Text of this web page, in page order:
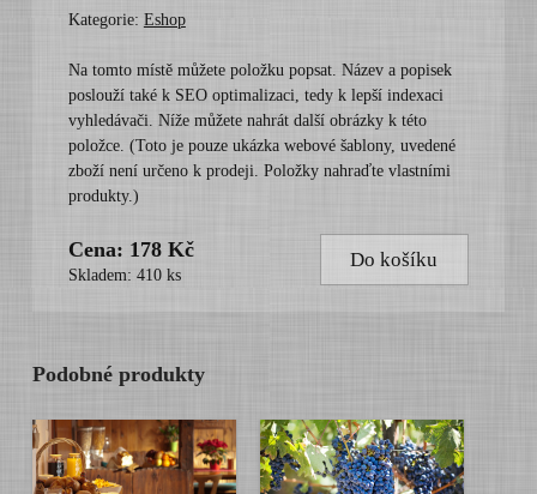
Kategorie: Eshop
Na tomto místě můžete položku popsat. Název a popisek
poslouží také k SEO optimalizaci, tedy k lepší indexaci
vyhledávači. Níže můžete nahrát další obrázky k této
položce. (Toto je pouze ukázka webové šablony, uvedené
zboží není určeno k prodeji. Položky nahraďte vlastními
produkty.)
Cena: 178 Kč
Skladem: 410 ks
Do košíku
Podobné produkty